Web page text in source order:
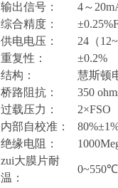
输出信号：
4～
综合精度：
供电电压：
24 （
重复性：
±0.2%
结构：
慧斯顿
桥路阻抗：
350
过载压力：
2×FSO
内部自校准：
绝缘电阻：
zui大膜片耐
温：
0~550℃